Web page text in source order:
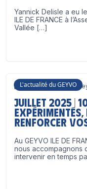
Yannick Delisle a eu
ILE DE FRANCE à
Vallée […]
L'actualité du GEYVO
3 juillet 2025
Juillet 2025 |
renforcer vos
Au GEYVO ILE DE
nous accompagnons
intervenir en temps